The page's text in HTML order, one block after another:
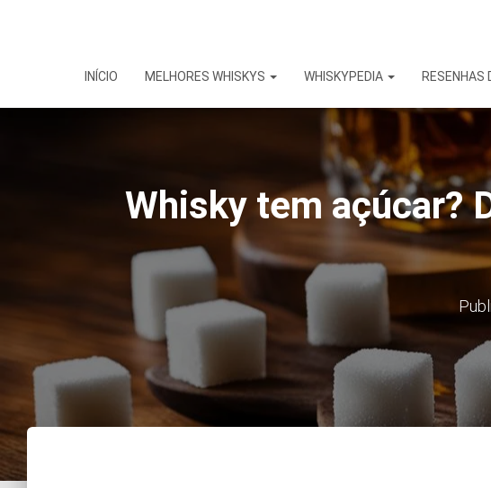
INÍCIO MELHORES WHISKYS WHISKYPEDIA RESENHAS
Whisky tem açúcar?